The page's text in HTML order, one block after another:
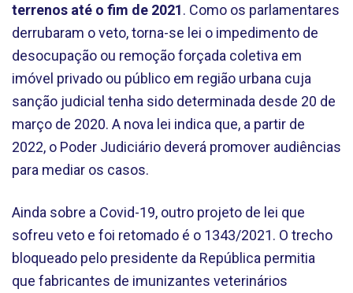
terrenos até o fim de 2021. Como os parlamentares
derrubaram o veto, torna-se lei o impedimento de
desocupação ou remoção forçada coletiva em
imóvel privado ou público em região urbana cuja
sanção judicial tenha sido determinada desde 20 de
março de 2020. A nova lei indica que, a partir de
2022, o Poder Judiciário deverá promover audiências
para mediar os casos.
Ainda sobre a Covid-19, outro projeto de lei que
sofreu veto e foi retomado é o 1343/2021. O trecho
bloqueado pelo presidente da República permitia
que fabricantes de imunizantes veterinários